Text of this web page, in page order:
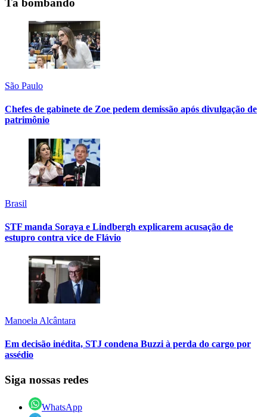
Tá bombando
São Paulo
Chefes de gabinete de Zoe pedem demissão após divulgação de
patrimônio
Brasil
STF manda Soraya e Lindbergh explicarem acusação de
estupro contra vice de Flávio
Manoela Alcântara
Em decisão inédita, STJ condena Buzzi à perda do cargo por
assédio
Siga nossas redes
WhatsApp